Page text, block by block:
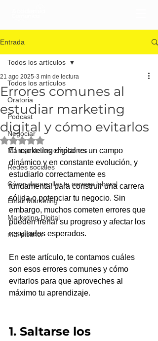
Entrada
Todos los artículos
Oratoria
Podcast
Negociar
Manejo de las emociones
Redes sociales
Cómo desarrollar tu carrera laboral
Email Marketing
Marketing Digital
mai pistiner
Todos los artículos
Errores comunes al
estudiar marketing
digital y cómo evitarlos
21 ago 2025 3 min de lectura
Obtuvo NaN de 5 estrellas.
El marketing digital es un campo
dinámico y en constante evolución, y
estudiarlo correctamente es
fundamental para construir una carrera
sólida o potenciar tu negocio. Sin
embargo, muchos cometen errores que
pueden frenar su progreso y afectar los
resultados esperados.
En este artículo, te contamos cuáles
son esos errores comunes y cómo
evitarlos para que aproveches al
máximo tu aprendizaje.
1. Saltarse los